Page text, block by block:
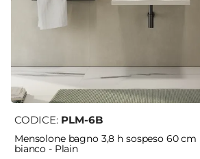
CODICE: PLM-6B
Mensolone bagno 3,8 h sospeso 60
bianco - Plain